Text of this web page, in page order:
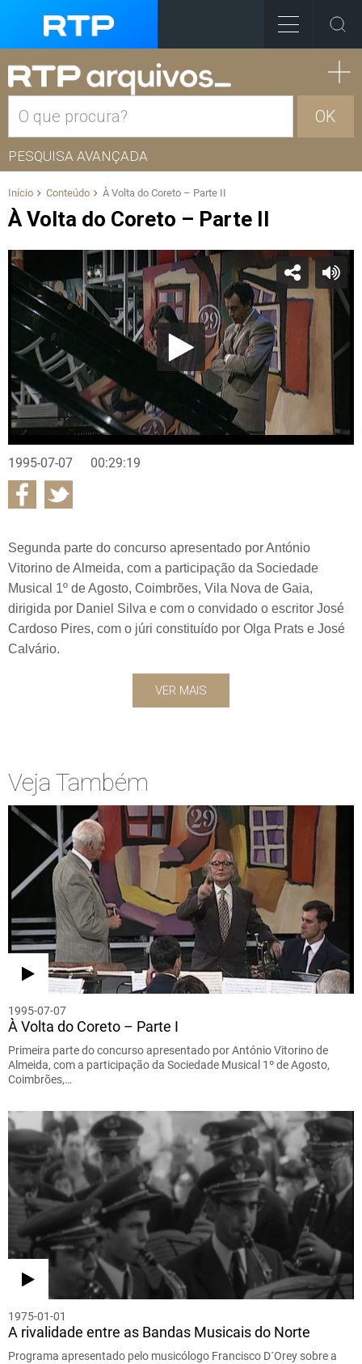
OK
PESQUISA AVANÇADA
Início Conteúdo À Volta do Coreto – Parte II
À Volta do Coreto – Parte II
1995-07-07 00:29:19
Segunda parte do concurso apresentado por António
Vitorino de Almeida, com a participação da Sociedade
Musical 1º de Agosto, Coimbrões, Vila Nova de Gaia,
dirigida por Daniel Silva e com o convidado o escritor José
Cardoso Pires, com o júri constituído por Olga Prats e José
Calvário.
VER MAIS
Veja Também
1995-07-07
À Volta do Coreto – Parte I
Primeira parte do concurso apresentado por António Vitorino de
Almeida, com a participação da Sociedade Musical 1º de Agosto,
Coimbrões,…
1975-01-01
A rivalidade entre as Bandas Musicais do Norte
Programa apresentado pelo musicólogo Francisco D´Orey sobre a